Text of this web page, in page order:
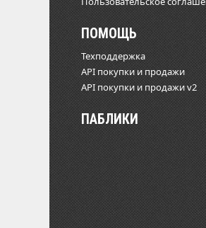
ПОМОЩЬ
Техподдержка
API покупки и продажи
API покупки и продажи v2
ПАБЛИКИ